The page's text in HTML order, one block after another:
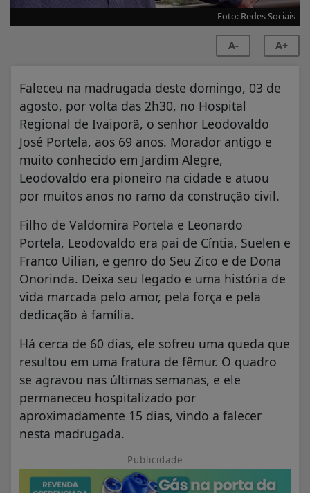
Foto: Redes Sociais
A- A+
Faleceu na madrugada deste domingo, 03 de
agosto, por volta das 2h30, no Hospital
Regional de Ivaiporã, o senhor Leodovaldo
José Portela, aos 69 anos. Morador antigo e
muito conhecido em Jardim Alegre,
Leodovaldo era pioneiro na cidade e atuou
por muitos anos no ramo da construção civil.
Filho de Valdomira Portela e Leonardo
Portela, Leodovaldo era pai de Cíntia, Suelen e
Franco Uilian, e genro do Seu Zico e de Dona
Onorinda. Deixa seu legado e uma história de
vida marcada pelo amor, pela força e pela
dedicação à família.
Há cerca de 60 dias, ele sofreu uma queda que
resultou em uma fratura de fêmur. O quadro
se agravou nas últimas semanas, e ele
permaneceu hospitalizado por
aproximadamente 15 dias, vindo a falecer
nesta madrugada.
Publicidade